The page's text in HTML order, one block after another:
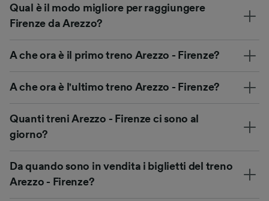
Qual è il modo migliore per raggiungere
Firenze da Arezzo?
A che ora è il primo treno Arezzo - Firenze?
A che ora è l'ultimo treno Arezzo - Firenze?
Quanti treni Arezzo - Firenze ci sono al
giorno?
Da quando sono in vendita i biglietti del treno
Arezzo - Firenze?